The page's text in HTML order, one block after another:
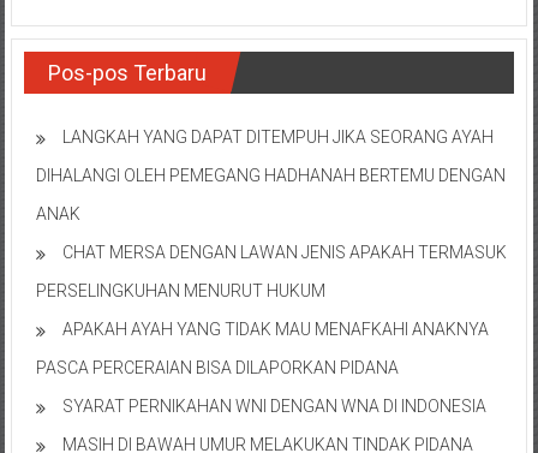
Pos-pos Terbaru
LANGKAH YANG DAPAT DITEMPUH JIKA SEORANG AYAH
DIHALANGI OLEH PEMEGANG HADHANAH BERTEMU DENGAN
ANAK
CHAT MERSA DENGAN LAWAN JENIS APAKAH TERMASUK
PERSELINGKUHAN MENURUT HUKUM
APAKAH AYAH YANG TIDAK MAU MENAFKAHI ANAKNYA
PASCA PERCERAIAN BISA DILAPORKAN PIDANA
SYARAT PERNIKAHAN WNI DENGAN WNA DI INDONESIA
MASIH DI BAWAH UMUR MELAKUKAN TINDAK PIDANA